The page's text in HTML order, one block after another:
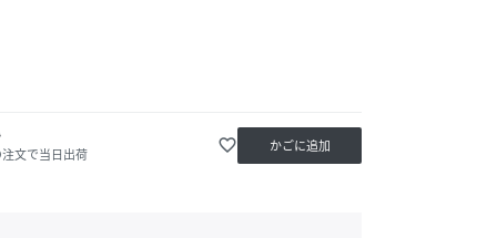
文で当日出荷
favorite_border かごに追加